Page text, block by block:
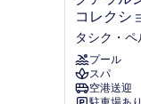
ジ
ェ
ス
テ
ィ
ッ
コレクシ
タシク・ペ
プール
スパ
空港送迎